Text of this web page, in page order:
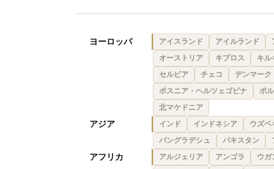
ヨーロッパ アイスランド アイルランド
オーストリア
キプロス
キル
セルビア
チェコ
デンマーク
ボスニア・ヘルツェゴビナ
ポ
北マケドニア
アジア インド インドネシア
ウズベ
バングラデシュ
パキスタン
アフリカ アルジェリア アンゴラ
ウガ